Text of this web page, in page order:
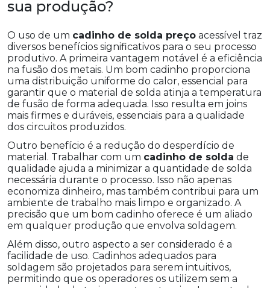
sua produção?
O uso de um cadinho de solda preço acessível traz
diversos benefícios significativos para o seu processo
produtivo. A primeira vantagem notável é a eficiência
na fusão dos metais. Um bom cadinho proporciona
uma distribuição uniforme do calor, essencial para
garantir que o material de solda atinja a temperatura
de fusão de forma adequada. Isso resulta em joins
mais firmes e duráveis, essenciais para a qualidade
dos circuitos produzidos.
Outro benefício é a redução do desperdício de
material. Trabalhar com um cadinho de solda de
qualidade ajuda a minimizar a quantidade de solda
necessária durante o processo. Isso não apenas
economiza dinheiro, mas também contribui para um
ambiente de trabalho mais limpo e organizado. A
precisão que um bom cadinho oferece é um aliado
em qualquer produção que envolva soldagem.
Além disso, outro aspecto a ser considerado é a
facilidade de uso. Cadinhos adequados para
soldagem são projetados para serem intuitivos,
permitindo que os operadores os utilizem sem a